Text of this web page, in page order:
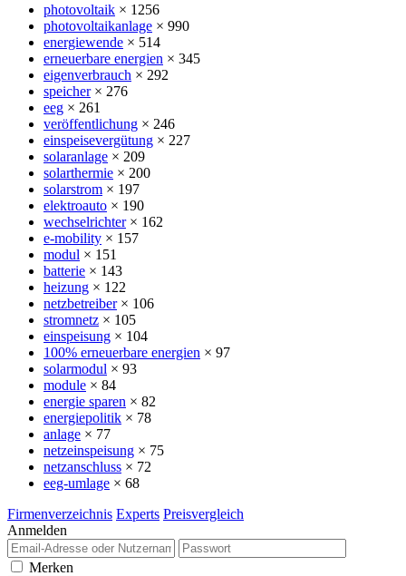
photovoltaik × 1256
photovoltaikanlage × 990
energiewende × 514
erneuerbare energien × 345
eigenverbrauch × 292
speicher× 276
eeg × 261
veröffentlichung × 246
einspeisevergütung × 227
solaranlage × 209
solarthermie × 200
solarstrom × 197
elektroauto × 190
wechselrichter× 162
e-mobility × 157
modul × 151
batterie × 143
heizung × 122
netzbetreiber× 106
stromnetz × 105
einspeisung × 104
100% erneuerbare energien × 97
solarmodul × 93
module × 84
energie sparen × 82
energiepolitik × 78
anlage × 77
netzeinspeisung × 75
netzanschluss × 72
eeg-umlage × 68
Firmenverzeichnis Experts Preisvergleich
Anmelden
Merken